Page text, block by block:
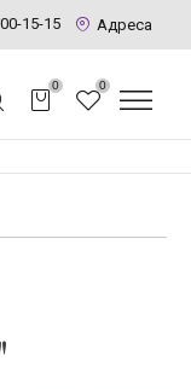
15-15 Адреса
0 0